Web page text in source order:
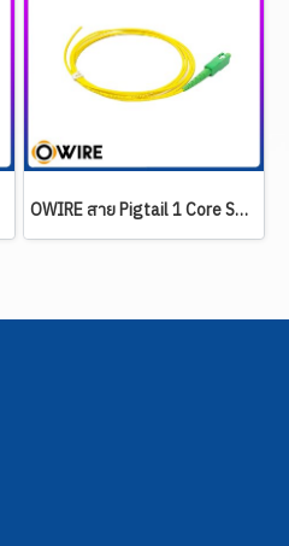
OWIRE สาย Pigtail 1 Core SC/APC SM 2 mm. ยาว 1.5 เมตร